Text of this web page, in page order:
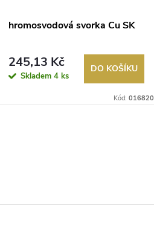
hromosvodová svorka Cu SK
245,13 Kč
Skladem 4 ks
DO KOŠÍKU
Kód: 016820